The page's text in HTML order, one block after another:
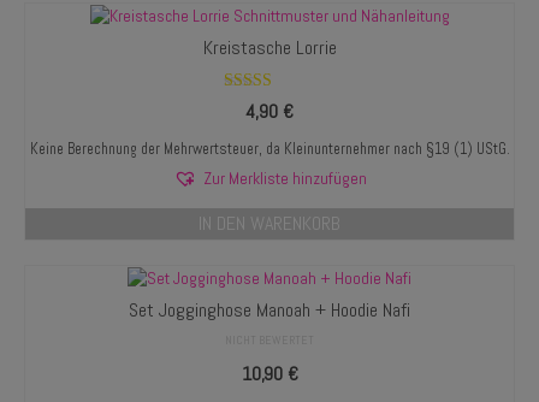
Kreistasche Lorrie
Bewertet mit
5.00von 5
4,90 €
Keine Berechnung der Mehrwertsteuer, da Kleinunternehmer nach §19 (1) UStG.
Zur Merkliste hinzufügen
IN DEN WARENKORB
Set Jogginghose Manoah + Hoodie Nafi
10,90 €